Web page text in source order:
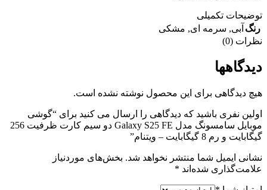
توضیحات تکمیلی
رنگ آبی, سرمه ای, مشکی
نظرات (0)
دیدگاهها
هیچ دیدگاهی برای این محصول نوشته نشده است.
اولین نفری باشید که دیدگاهی را ارسال می کنید برای “گوشی
موبایل سامسونگ مدل Galaxy S25 FE دو سیم کارت ظرفیت 256
گیگابایت و رم 8 گیگابایت – ویتنام”
نشانی ایمیل شما منتشر نخواهد شد. بخش‌های موردنیاز
علامت‌گذاری شده‌اند *